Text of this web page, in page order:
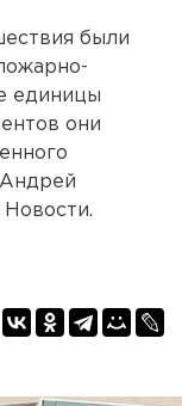
были
единицы
они